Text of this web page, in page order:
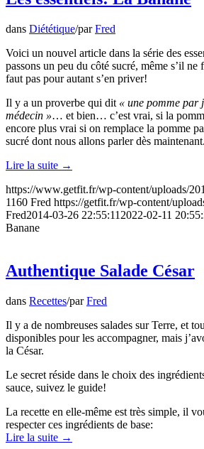
dans Diététique/parFred
Voici un nouvel article dans la série des
passons un peu du côté sucré, même s’il ne
faut pas pour autant s’en priver!
Il y a un proverbe qui dit « une pomme par
médecin »… et bien… c’est vrai, si la
encore plus vrai si on remplace la pomme
sucré dont nous allons parler dès maintenant.
Lire la suite →
https://www.getfit.fr/wp-content/uploads/
1160 Fred https://getfit.fr/wp-content/
Fred2014-03-26 22:55:11 2022-02-11
Banane
Authentique Salade César
dans Recettes/parFred
Il y a de nombreuses salades sur Terre, et
disponibles pour les accompagner, mais
la César.
Le secret réside dans le choix des
sauce, suivez le guide!
La recette en elle-même est très simple, il
respecter ces ingrédients de base:
Lire la suite →